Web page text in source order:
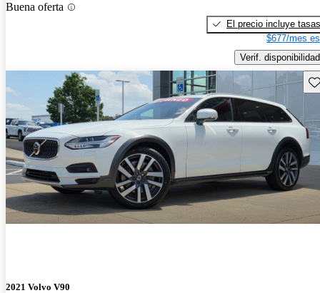
Buena oferta
El precio incluye tasas
$677/mes
Verif. disponibilidad
2021 Volvo V90